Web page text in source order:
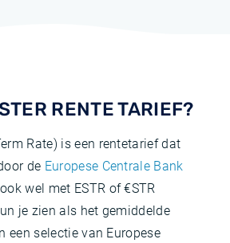
RENTE TARIEF?
Rate) is een rentetarief dat
de Europese Centrale Bank
wel met ESTR of €STR
je zien als het gemiddelde
een selectie van Europese